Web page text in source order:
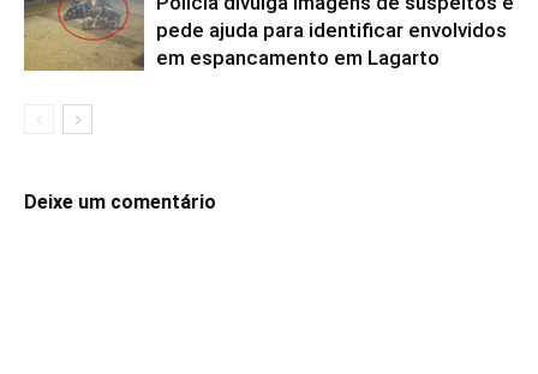
pede ajuda para identificar envolvidos
em espancamento em Lagarto
Deixe um comentário